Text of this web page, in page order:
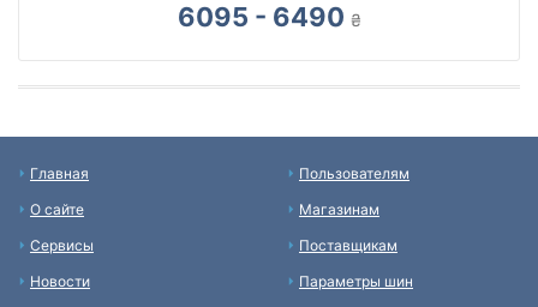
6095 - 6490 ₴
Главная
О сайте
Сервисы
Новости
Пользователям
Магазинам
Поставщикам
Параметры шин